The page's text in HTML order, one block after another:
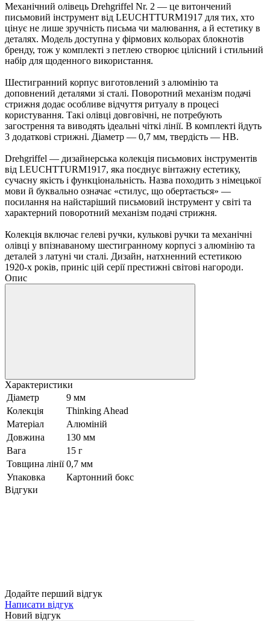
Механічний олівець Drehgriffel Nr. 2 — це витончений
письмовий інструмент від LEUCHTTURM1917 для тих, хто
цінує не лише зручність письма чи малювання, а й естетику в
деталях. Модель доступна у фірмових кольорах блокнотів
бренду, тож у комплекті з петлею створює цілісний і стильний
набір для щоденного використання.
Шестигранний корпус виготовлений з алюмінію та
доповнений деталями зі сталі. Поворотний механізм подачі
стрижня додає особливе відчуття ритуалу в процесі
користування. Такі олівці довговічні, не потребують
загострення та виводять ідеальні чіткі лінії. В комплекті йдуть
3 додаткові стрижні. Діаметр — 0,7 мм, твердість — HB.
Drehgriffel — дизайнерська колекція письмових інструментів
від LEUCHTTURM1917, яка поєднує вінтажну естетику,
сучасну якість і функціональність. Назва походить з німецької
мови й буквально означає «стилус, що обертається» —
посилання на найстаріший письмовий інструмент у світі та
характерний поворотний механізм подачі стрижня.
Колекція включає гелеві ручки, кулькові ручки та механічні
олівці у впізнаваному шестигранному корпусі з алюмінію та
деталей з латуні чи сталі. Дизайн, натхненний естетикою
1920-х років, приніс цій серії престижні світові нагороди.
Опис
Характеристики
Діаметр
9 мм
Колекція
Thinking Ahead
Матеріал
Алюміній
Довжина
130 мм
Вага
15 г
Товщина лінії 0,7 мм
Упаковка
Картонний бокс
Відгуки
Додайте перший відгук
Написати відгук
Новий відгук